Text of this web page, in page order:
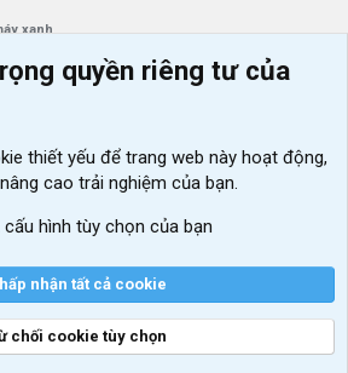
xanh
Diễn đàn
Kích hoạt Windows/ Office miễn phí
VIP add-ons Xenforo
Khuyến mãi và tài trợ
quyền riêng tư của
thiết yếu để trang web này hoạt động,
cao trải nghiệm của bạn.
hình tùy chọn của bạn
nhận tất cả cookie
chối cookie tùy chọn